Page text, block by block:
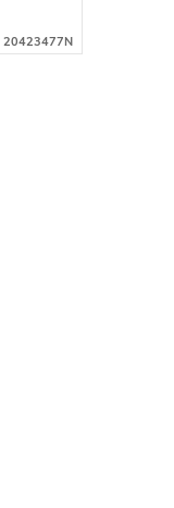
20423477N